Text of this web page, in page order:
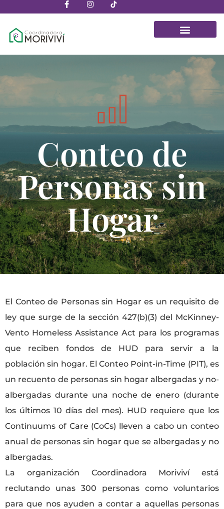
Conteo de
Personas sin
Hogar
El Conteo de Personas sin Hogar es un requisito de
ley que surge de la sección 427(b)(3) del McKinney-
Vento Homeless Assistance Act para los programas
que reciben fondos de HUD para servir a la
población sin hogar. El Conteo Point-in-Time (PIT), es
un recuento de personas sin hogar albergadas y no-
albergadas durante una noche de enero (durante
los últimos 10 días del mes). HUD requiere que los
Continuums of Care (CoCs) lleven a cabo un conteo
anual de personas sin hogar que se albergadas y no
albergadas.
La organización Coordinadora Moriviví está
reclutando unas 300 personas como voluntarios
para que nos ayuden a contar a aquellas personas